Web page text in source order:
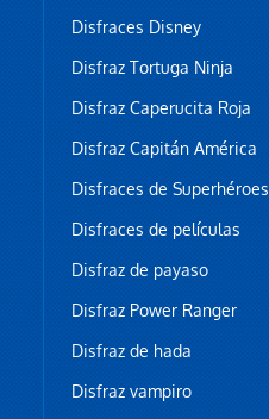
Disfraces Disney
Disfraz Tortuga Ninja
Disfraz Caperucita Roja
Disfraz Capitán América
Disfraces de Superhéroes
Disfraces de películas
Disfraz de payaso
Disfraz Power Ranger
Disfraz de hada
Disfraz vampiro